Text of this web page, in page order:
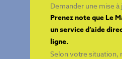
Demander une mise à
Prenez note que Le
un service d’aide
ligne.
Selon votre situation,